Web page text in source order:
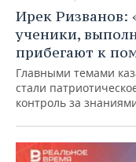
Ирек Ризванов:
ученики,
прибегают к
Главными темами
стали
контроль за